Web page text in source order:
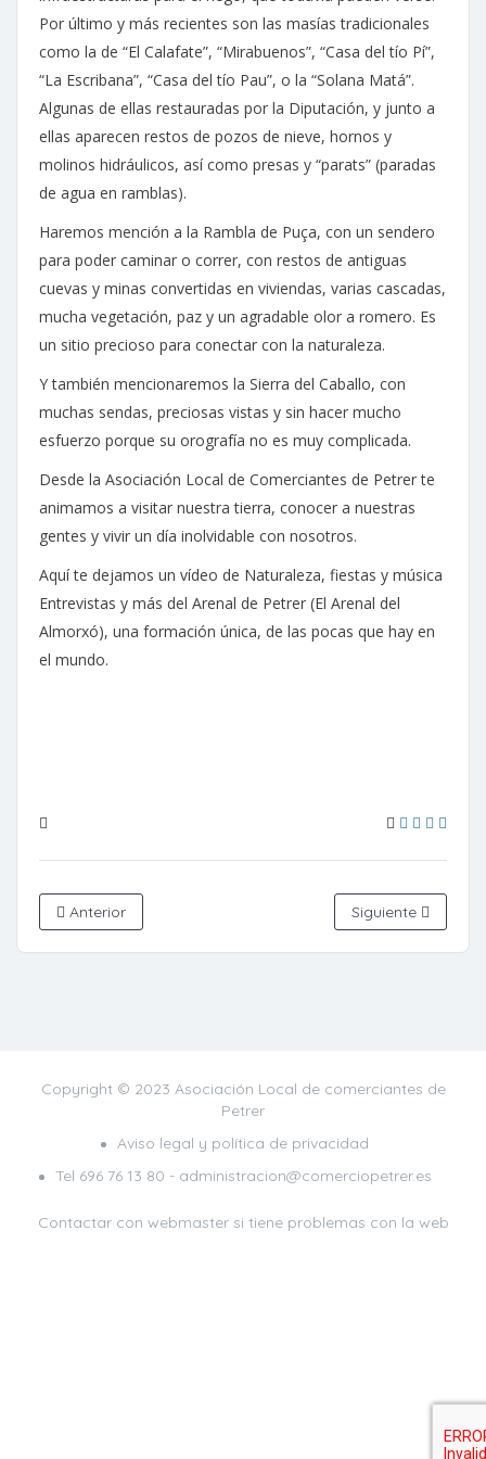
Por último y más recientes son las masías tradicionales
como la de “El Calafate”, “Mirabuenos”, “Casa del tío Pí”,
“La Escribana”, “Casa del tío Pau”, o la “Solana Matá”.
Algunas de ellas restauradas por la Diputación, y junto a
ellas aparecen restos de pozos de nieve, hornos y
molinos hidráulicos, así como presas y “parats” (paradas
de agua en ramblas).
Haremos mención a la Rambla de Puça, con un sendero
para poder caminar o correr, con restos de antiguas
cuevas y minas convertidas en viviendas, varias cascadas,
mucha vegetación, paz y un agradable olor a romero. Es
un sitio precioso para conectar con la naturaleza.
Y también mencionaremos la Sierra del Caballo, con
muchas sendas, preciosas vistas y sin hacer mucho
esfuerzo porque su orografía no es muy complicada.
Desde la Asociación Local de Comerciantes de Petrer te
animamos a visitar nuestra tierra, conocer a nuestras
gentes y vivir un día inolvidable con nosotros.
Aquí te dejamos un vídeo de Naturaleza, fiestas y música
Entrevistas y más del Arenal de Petrer (El Arenal del
Almorxó), una formación única, de las pocas que hay en
el mundo.
Anterior Siguiente
Copyright © 2023 Asociación Local de comerciantes de
Petrer
Aviso legal y política de privacidad
Tel 696 76 13 80 - administracion@comerciopetrer.es
Contactar con webmaster si tiene problemas con la web